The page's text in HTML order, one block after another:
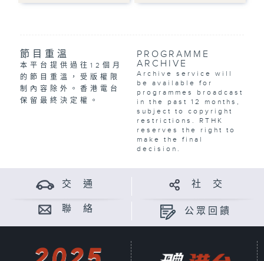
節目重溫
本平台提供過往12個月
的節目重溫，受版權限
制內容除外。香港電台
保留最終決定權。
PROGRAMME
ARCHIVE
Archive service will
be available for
programmes broadcast
in the past 12 months,
subject to copyright
restrictions. RTHK
reserves the right to
make the final
decision.
交 通 社 交
聯 絡 公眾回饋